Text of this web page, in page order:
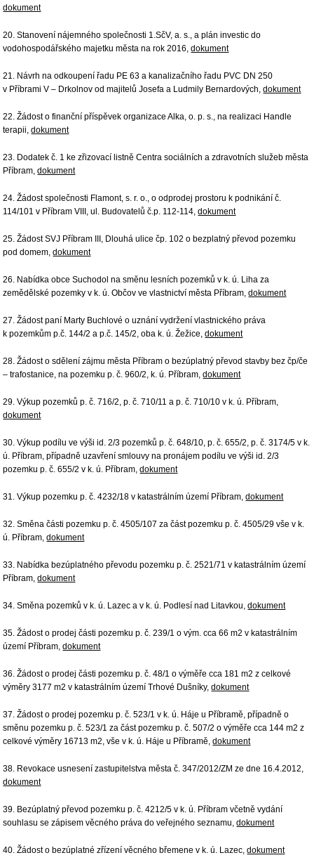
dokument
20. Stanovení nájemného společnosti 1.SčV, a. s., a plán investic do
vodohospodářského majetku města na rok 2016,dokument
21. Návrh na odkoupení řadu PE 63 a kanalizačního řadu PVC DN 250
v Příbrami V – Drkolnov od majitelů Josefa a Ludmily Bernardových,dokument
22. Žádost o finanční příspěvek organizace Alka, o. p. s., na realizaci Handle
terapii,dokument
23. Dodatek č. 1 ke zřizovací listně Centra sociálních a zdravotních služeb města
Příbram,dokument
24. Žádost společnosti Flamont, s. r. o., o odprodej prostoru k podnikání č.
114/101 v Příbram VIII, ul. Budovatelů č.p. 112-114,dokument
25. Žádost SVJ Příbram III, Dlouhá ulice čp. 102 o bezplatný převod pozemku
pod domem,dokument
26. Nabídka obce Suchodol na směnu lesních pozemků v k. ú. Liha za
zemědělské pozemky v k. ú. Občov ve vlastnictví města Příbram,dokument
27. Žádost paní Marty Buchlové o uznání vydržení vlastnického práva
k pozemkům p.č. 144/2 a p.č. 145/2, oba k. ú. Žežice,dokument
28. Žádost o sdělení zájmu města Příbram o bezúplatný převod stavby bez čp/če
– trafostanice, na pozemku p. č. 960/2, k. ú. Příbram,dokument
29. Výkup pozemků p. č. 716/2, p. č. 710/11 a p. č. 710/10 v k. ú. Příbram,
dokument
30. Výkup podílu ve výši id. 2/3 pozemků p. č. 648/10, p. č. 655/2, p. č. 3174/5 v k.
ú. Příbram, případně uzavření smlouvy na pronájem podílu ve výši id. 2/3
pozemku p. č. 655/2 v k. ú. Příbram,dokument
31. Výkup pozemku p. č. 4232/18 v katastrálním území Příbram,dokument
32. Směna části pozemku p. č. 4505/107 za část pozemku p. č. 4505/29 vše v k.
ú. Příbram,dokument
33. Nabídka bezúplatného převodu pozemku p. č. 2521/71 v katastrálním území
Příbram,dokument
34. Směna pozemků v k. ú. Lazec a v k. ú. Podlesí nad Litavkou,dokument
35. Žádost o prodej části pozemku p. č. 239/1 o vým. cca 66 m2 v katastrálním
území Příbram,dokument
36. Žádost o prodej části pozemku p. č. 48/1 o výměře cca 181 m2 z celkové
výměry 3177 m2 v katastrálním území Trhové Dušníky,dokument
37. Žádost o prodej pozemku p. č. 523/1 v k. ú. Háje u Příbramě, případně o
směnu pozemku p. č. 523/1 za část pozemku p. č. 507/2 o výměře cca 144 m2 z
celkové výměry 16713 m2, vše v k. ú. Háje u Příbramě,dokument
38. Revokace usnesení zastupitelstva města č. 347/2012/ZM ze dne 16.4.2012,
dokument
39. Bezúplatný převod pozemku p. č. 4212/5 v k. ú. Příbram včetně vydání
souhlasu se zápisem věcného práva do veřejného seznamu,dokument
40. Žádost o bezúplatné zřízení věcného břemene v k. ú. Lazec,dokument